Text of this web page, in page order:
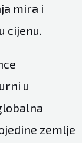
mira i
cijenu.
u
zemlje